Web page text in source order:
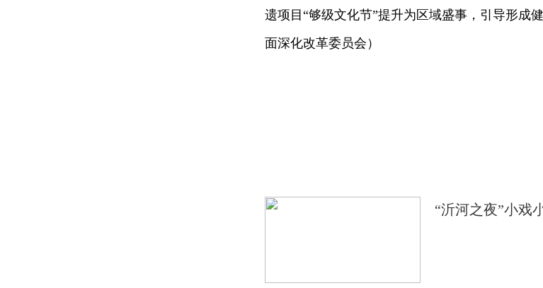
遗项目“够级文化节”提升为区域盛事，引导形成
面深化改革委员会）
“沂河之夜”小戏